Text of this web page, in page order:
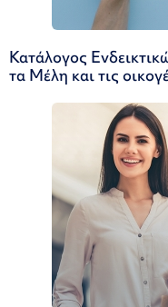
Κατάλογος
τα Μέλη και τις